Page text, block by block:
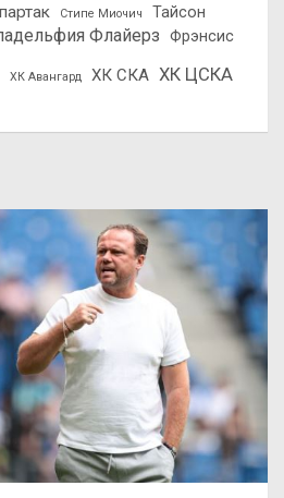
Стипе Миочич
Тайсон
Флайерз Фрэнсис
ХК Авангард ХК СКА ХК ЦСКА